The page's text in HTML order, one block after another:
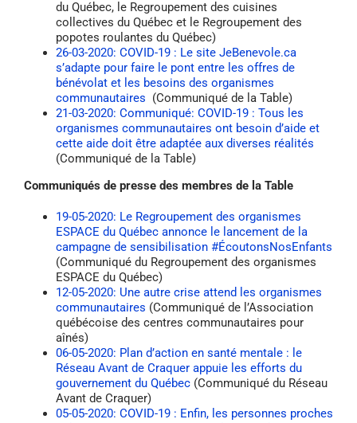
du Québec, le Regroupement des cuisines
collectives du Québec et le Regroupement des
popotes roulantes du Québec)
26-03-2020: COVID-19 : Le site JeBenevole.ca
s’adapte pour faire le pont entre les offres de
bénévolat et les besoins des organismes
communautaires (Communiqué de la Table)
21-03-2020: Communiqué: COVID-19 : Tous les
organismes communautaires ont besoin d’aide et
cette aide doit être adaptée aux diverses réalités
(Communiqué de la Table)
Communiqués de presse des membres de la Table
19-05-2020: Le Regroupement des organismes
ESPACE du Québec annonce le lancement de la
campagne de sensibilisation #ÉcoutonsNosEnfants
(Communiqué du Regroupement des organismes
ESPACE du Québec)
12-05-2020: Une autre crise attend les organismes
communautaires (Communiqué de l’Association
québécoise des centres communautaires pour
aînés)
06-05-2020: Plan d’action en santé mentale : le
Réseau Avant de Craquer appuie les efforts du
gouvernement du Québec (Communiqué du Réseau
Avant de Craquer)
05-05-2020: COVID-19 : Enfin, les personnes proches